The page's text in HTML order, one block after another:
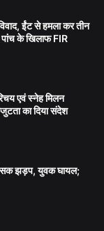
ईंट से हमला कर तीन
पांच के खिलाफ FIR
एवं स्नेह मिलन
का दिया संदेश
झड़प, युवक घायल;